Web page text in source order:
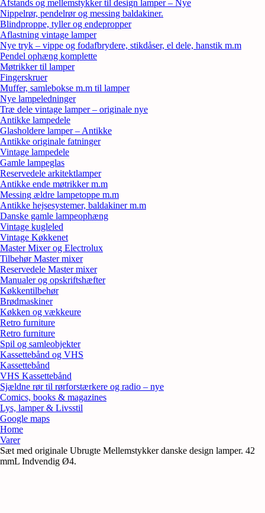
Afstands og mellemstykker til design lamper – Nye
Nippelrør, pendelrør og messing baldakiner.
Blindproppe, tyller og endepropper
Aflastning vintage lamper
Nye tryk – vippe og fodafbrydere, stikdåser, el dele, hanstik m.m
Pendel ophæng komplette
Møtrikker til lamper
Fingerskruer
Muffer, samlebokse m.m til lamper
Nye lampeledninger
Træ dele vintage lamper – originale nye
Antikke lampedele
Glasholdere lamper – Antikke
Antikke originale fatninger
Vintage lampedele
Gamle lampeglas
Reservedele arkitektlamper
Antikke ende møtrikker m.m
Messing ældre lampetoppe m.m
Antikke hejsesystemer, baldakiner m.m
Danske gamle lampeophæng
Vintage kugleled
Vintage Køkkenet
Master Mixer og Electrolux
Tilbehør Master mixer
Reservedele Master mixer
Manualer og opskriftshæfter
Køkkentilbehør
Brødmaskiner
Køkken og vækkeure
Retro furniture
Retro furniture
Spil og samleobjekter
Kassettebånd og VHS
Kassettebånd
VHS Kassettebånd
Sjældne rør til rørforstærkere og radio – nye
Comics, books & magazines
Lys, lamper & Livsstil
Google maps
Home
Varer
Sæt med originale Ubrugte Mellemstykker danske design lamper. 42
mmL Indvendig Ø4.